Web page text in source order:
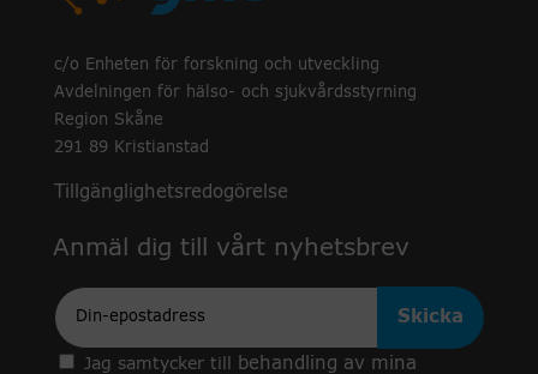
c/o Enheten för forskning och utveckling
Avdelningen för hälso- och sjukvårdsstyrning
Region Skåne
291 89 Kristianstad
Tillgänglighetsredogörelse
Anmäl dig till vårt nyhetsbrev
Epost
Jag samtycker till
behandling av mina